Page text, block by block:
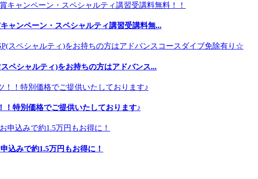
ャンペーン・スペシャルティ講習受講料無...
ペシャルティ)をお持ちの方はアドバンス...
特別価格でご提供いたしております♪
込みで約1.5万円もお得に！